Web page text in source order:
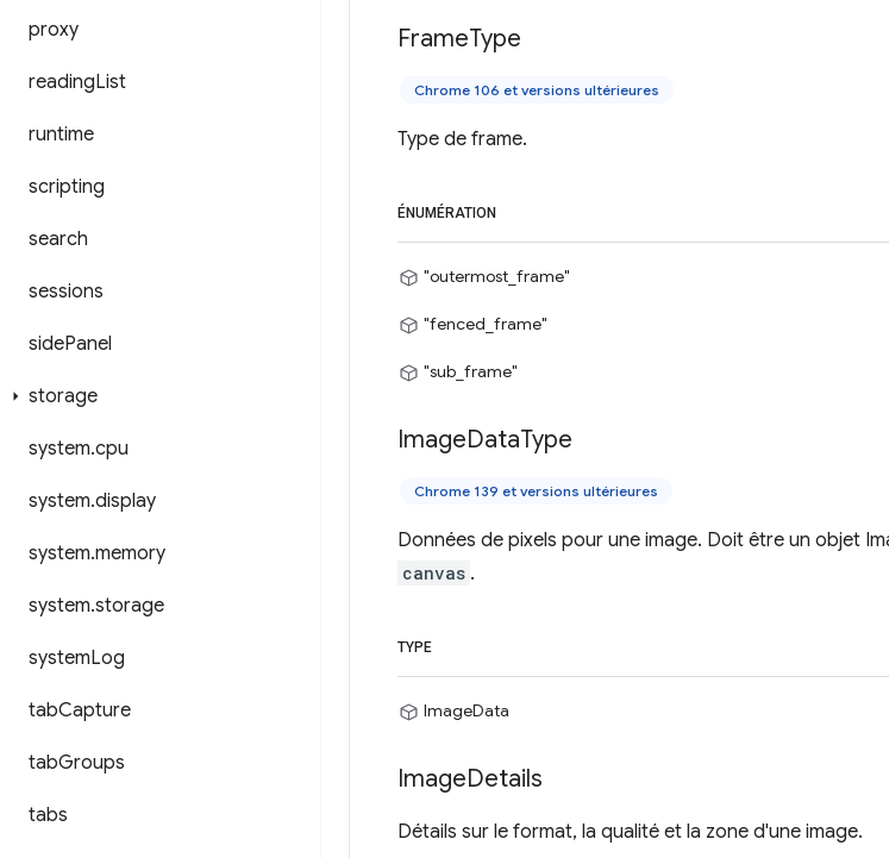
proxy
readingList
runtime
scripting
search
sessions
sidePanel
storage
system.cpu
system.display
system.memory
system.storage
systemLog
tabCapture
tabGroups
tabs
FrameType
Chrome 106 et versions ultérieures
Type de frame.
ÉNUMÉRATION
"outermost_frame"
"fenced_frame"
"sub_frame"
ImageDataType
Chrome 139 et versions ultérieures
Données de pixels pour une image. Doit être un objet
canvas .
TYPE
ImageData
ImageDetails
Détails sur le format, la qualité et la zone d'une image.